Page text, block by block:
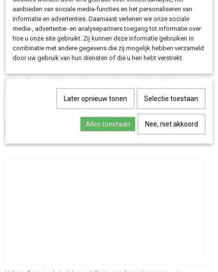
Urban Arrow Linkage Hinge service set | Voor linker
Merk je bij de nieuwe model stuurstang aan de linkerzijde…
aanbieden van sociale media-functies en het personaliseren van
informatie en advertenties. Daarnaast verlenen we onze sociale
media-, advertentie- en analysepartners toegang tot informatie over
hoe u onze site gebruikt. Zij kunnen deze informatie gebruiken in
combinatie met andere gegevens die zij mogelijk hebben verzameld
door uw gebruik van hun diensten of die u hen hebt verstrekt.
Later opnieuw tonen Selectie toestaan
Alles toestaan Nee, niet akkoord